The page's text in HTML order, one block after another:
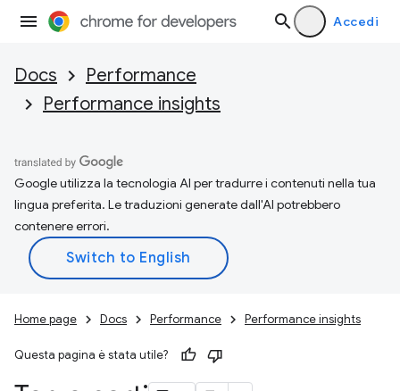
Accedi
Docs
Performance
Performance insights
Google utilizza la tecnologia AI per tradurre i contenuti nella tua
lingua preferita. Le traduzioni generate dall'AI potrebbero
contenere errori.
Home page Docs Performance Performance insights
Questa pagina è stata utile?